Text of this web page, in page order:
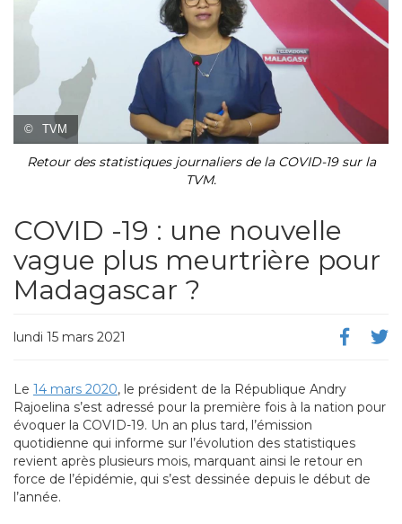
© TVM
Retour des statistiques journaliers de la COVID-19 sur la
TVM.
COVID -19 : une nouvelle
vague plus meurtrière pour
Madagascar ?
lundi 15 mars 2021
Le 14 mars 2020, le président de la République Andry
Rajoelina s’est adressé pour la première fois à la nation pour
évoquer la COVID-19. Un an plus tard, l’émission
quotidienne qui informe sur l’évolution des statistiques
revient après plusieurs mois, marquant ainsi le retour en
force de l’épidémie, qui s’est dessinée depuis le début de
l’année.